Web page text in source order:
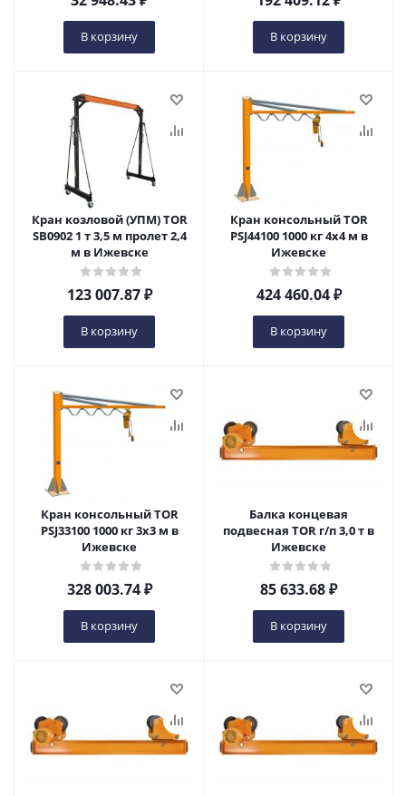
В корзину В корзину
Кран козловой (УПМ) TOR
SB0902 1 т 3,5 м пролет 2,4
м в Ижевске
123 007.87₽
В корзину
Кран консольный TOR
PSJ44100 1000 кг 4x4 м в
Ижевске
424 460.04₽
В корзину
Кран консольный TOR
PSJ33100 1000 кг 3x3 м в
Ижевске
328 003.74₽
В корзину
Балка концевая
подвесная TOR г/п 3,0 т в
Ижевске
85 633.68₽
В корзину